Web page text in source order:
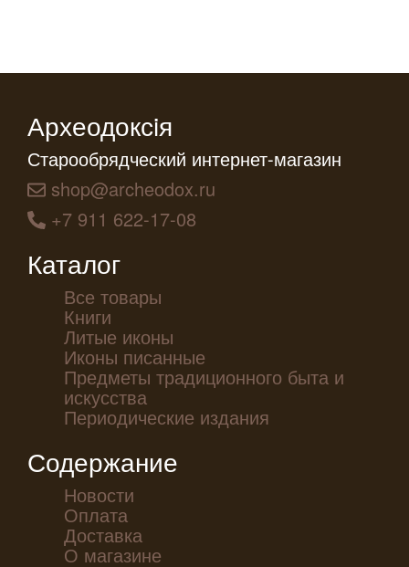
Археодоксiя
Старообрядческий интернет-магазин
shop@archeodox.ru
+7 911 622-17-08
Каталог
Все товары
Книги
Литые иконы
Иконы писанные
Предметы традиционного быта и
искусства
Периодические издания
Содержание
Новости
Оплата
Доставка
О магазине